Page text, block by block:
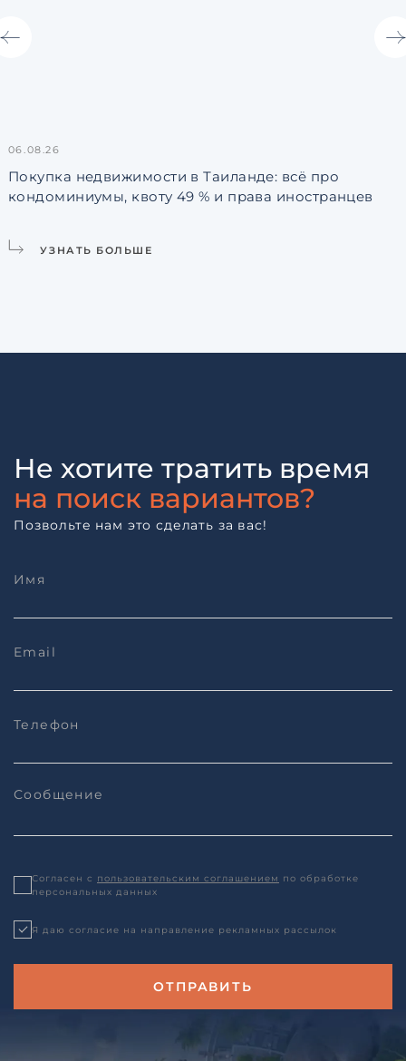
06.08.26
Покупка недвижимости в Таиланде: всё про
кондоминиумы, квоту 49 % и права иностранцев
УЗНАТЬ БОЛЬШЕ
Не хотите тратить время
на поиск вариантов?
Позвольте нам это сделать за вас!
Согласен с пользовательским соглашением по обработке
персональных данных
Я даю согласие на направление рекламных рассылок